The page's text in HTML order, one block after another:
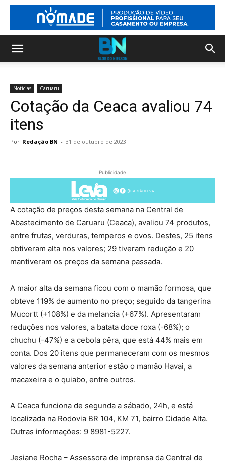
Notícias Caruaru
Cotação da Ceaca avaliou 74
itens
Por Redação BN - 31 de outubro de 2023
Publicidade
A cotação de preços desta semana na Central de
Abastecimento de Caruaru (Ceaca), avaliou 74 produtos,
entre frutas, verduras, temperos e ovos. Destes, 25 itens
obtiveram alta nos valores; 29 tiveram redução e 20
mantiveram os preços da semana passada.
A maior alta da semana ficou com o mamão formosa, que
obteve 119% de aumento no preço; seguido da tangerina
Mucortt (+108%) e da melancia (+67%). Apresentaram
reduções nos valores, a batata doce roxa (-68%); o
chuchu (-47%) e a cebola pêra, que está 44% mais em
conta. Dos 20 itens que permaneceram com os mesmos
valores da semana anterior estão o mamão Havai, a
macaxeira e o quiabo, entre outros.
A Ceaca funciona de segunda a sábado, 24h, e está
localizada na Rodovia BR 104, KM 71, bairro Cidade Alta.
Outras informações: 9 8981-5227.
Jesiane Rocha – Assessora de imprensa da Central de